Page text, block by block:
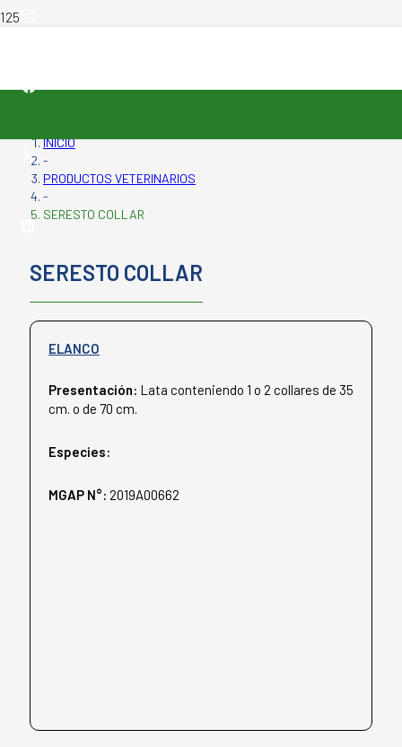
INICIO
-
PRODUCTOS VETERINARIOS
-
SERESTO COLLAR
SERESTO COLLAR
ELANCO
Presentación: Lata conteniendo 1 o 2 collares de 35
cm. o de 70 cm.
Especies:
MGAP N°: 2019A00662